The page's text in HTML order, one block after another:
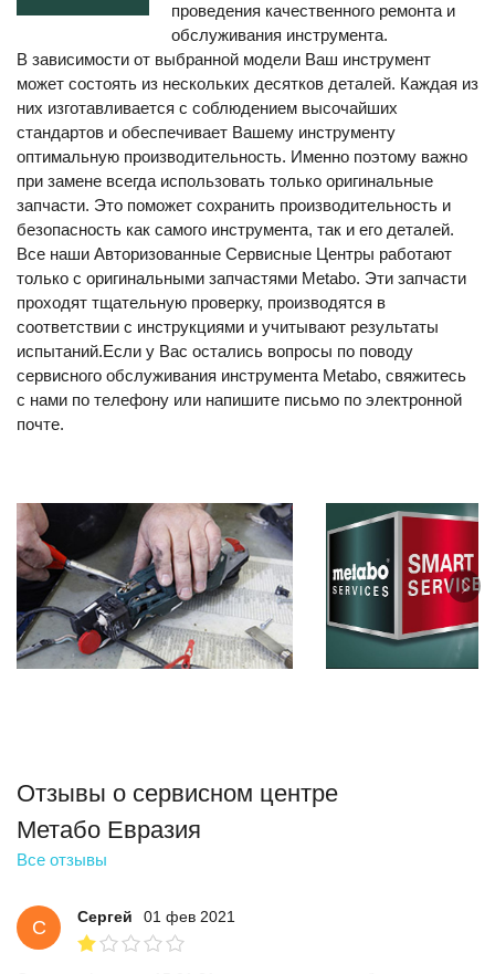
проведения качественного ремонта и
обслуживания инструмента.
В зависимости от выбранной модели Ваш инструмент
может состоять из нескольких десятков деталей. Каждая из
них изготавливается с соблюдением высочайших
стандартов и обеспечивает Вашему инструменту
оптимальную производительность. Именно поэтому важно
при замене всегда использовать только оригинальные
запчасти. Это поможет сохранить производительность и
безопасность как самого инструмента, так и его деталей.
Все наши Авторизованные Сервисные Центры работают
только с оригинальными запчастями Metabo. Эти запчасти
проходят тщательную проверку, производятся в
соответствии с инструкциями и учитывают результаты
испытаний.Если у Вас остались вопросы по поводу
сервисного обслуживания инструмента Metabo, свяжитесь
с нами по телефону или напишите письмо по электронной
почте.
Отзывы о сервисном центре
Метабо Евразия
Все отзывы
С Сергей 01 фев 2021